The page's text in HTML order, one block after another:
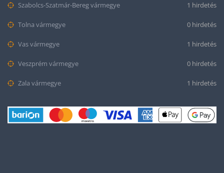
Szabolcs-Szatmár-Bereg vármegye 1 hirdetés
Tolna vármegye 0 hirdetés
Vas vármegye 1 hirdetés
Veszprém vármegye 0 hirdetés
Zala vármegye 1 hirdetés